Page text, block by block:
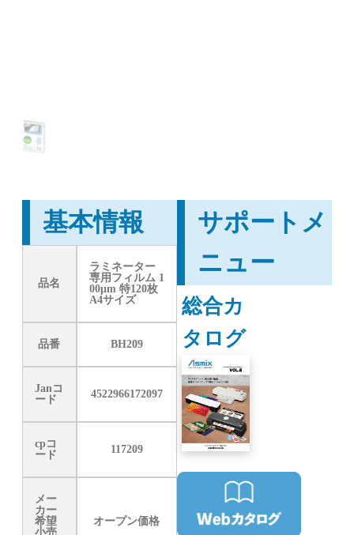
基本情報
品名
ラミネーター
専用フィルム 1
00μm 特120枚
A4サイズ
品番 BH209
Janコ
ード
4522966172097
cpコ
ード
117209
メー
カー
希望
小売
オープン価格
サポートメ
ニュー
総合カ
タログ